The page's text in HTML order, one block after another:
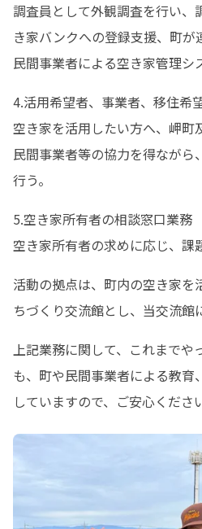
調査員として外観調査を行い、
き家バンクへの登録支援、町が
民間事業者による空き家管理シ
4.活用希望者、事業者、移住希
空き家を活用したい方へ、岬町
民間事業者等の協力を得ながら
行う。
5.空き家所有者の相談窓口業務
空き家所有者の求めに応じ、課
活動の拠点は、町内の空き家を
ちづくり交流館とし、当交流館
上記業務に関して、これまでや
も、町や民間事業者による教
していますので、ご安心くださ